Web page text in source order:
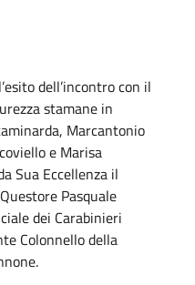
dell’incontro con il
stamane in
Marcantonio
e Marisa
Sua Eccellenza il
Pasquale
dei Carabinieri
Colonnello della